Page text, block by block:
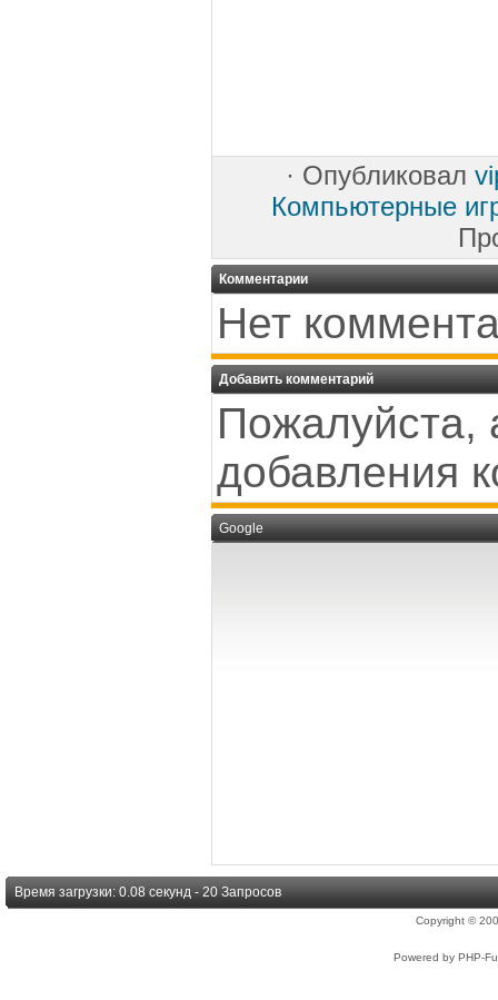
· Опубликовал
Компьютерные
Комментарии
Нет
Добавить комментарий
Пожалуйста,
добавления
Google
Время загрузки: 0.08 секунд - 20 Запросов
Copyright ©
Powered by PHP-